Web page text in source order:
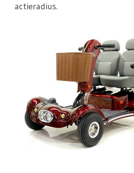
actieradius.